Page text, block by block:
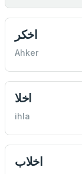
اخكر
Ahker
اخلا
ihla
اخلاب